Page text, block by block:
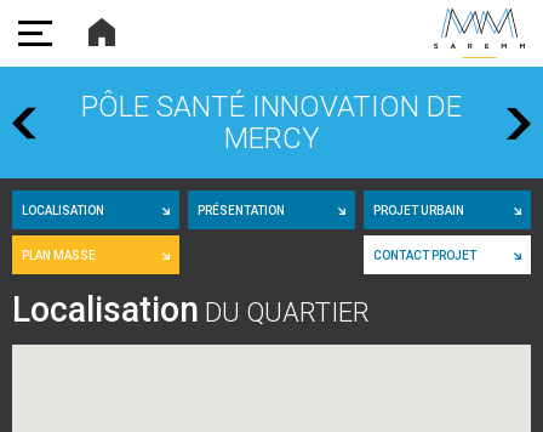
SAREMM
PÔLE SANTÉ INNOVATION DE
MERCY
LOCALISATION PRÉSENTATION PROJET URBAIN
PLAN MASSE CONTACT PROJET
Localisation DU QUARTIER